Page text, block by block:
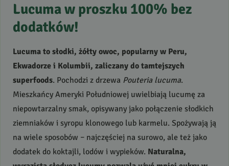
Lucuma w proszku 100% bez
dodatków!
Lucuma to słodki, żółty owoc, popularny w Peru,
Ekwadorze i Kolumbii, zaliczany do tamtejszych
superfoods. Pochodzi z drzewa Pouteria lucuma.
Mieszkańcy Ameryki Południowej uwielbiają lucumę za
niepowtarzalny smak, opisywany jako połączenie słodkich
ziemniaków i syropu klonowego lub karmelu. Spożywają ją
na wiele sposobów – najczęściej na surowo, ale też jako
dodatek do koktajli, lodów i wypieków. Naturalna,